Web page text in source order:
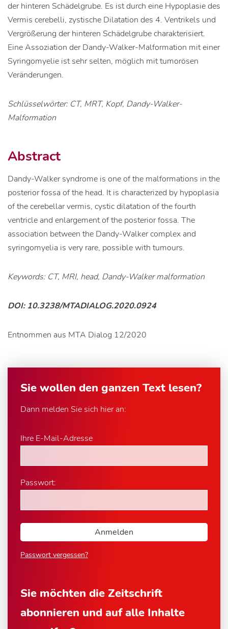
der hinteren Schädelgrube. Es ist durch eine Hypoplasie des
Vermis cerebelli, zystische Dilatation des 4. Ventrikels und
Vergrößerung der hinteren Schädelgrube charakterisiert.
Eine Assoziation der Dandy-Walker-Malformation mit einer
Syringomyelie ist sehr selten, möglich mit tumorösen
Veränderungen.
Schlüsselwörter: CT, MRT, Kopf, Dandy-Walker-
Malformation
Abstract
Dandy-Walker syndrome is one of the malformations in the
posterior fossa of the head. It is characterized by hypoplasia
of the cerebellar vermis, cystic dilatation of the fourth
ventricle and enlargement of the posterior fossa. The
association between the Dandy-Walker complex and
syringomyelia is very rare, possible with tumours.
Keywords: CT, MRI, head, Dandy-Walker malformation
DOI: 10.3238/MTADIALOG.2020.0924
Entnommen aus MTA Dialog 12/2020
Sie wollen den ganzen Text lesen?
Dann melden Sie sich hier an:
Ihre E-Mail-Adresse
Passwort:
Passwort vergessen?
Sie möchten die Zeitschrift
abonnieren und auf alle Inhalte